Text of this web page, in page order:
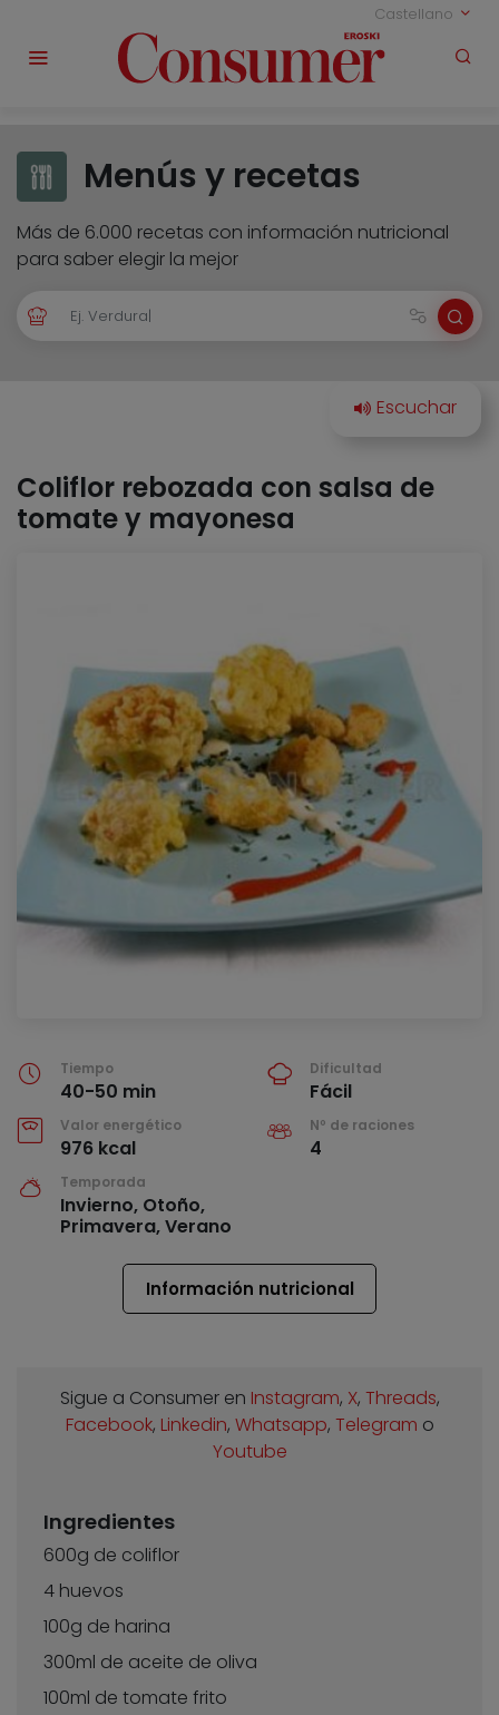
Castellano
Menús y recetas
Más de 6.000 recetas con información nutricional
para saber elegir la mejor
Coliflor rebozada con salsa de
tomate y mayonesa
Tiempo
40-50 min
Dificultad
Fácil
Valor energético
976 kcal
Nº de raciones
4
Temporada
Invierno, Otoño,
Primavera, Verano
Información nutricional
Sigue a Consumer en Instagram, X, Threads,
Facebook, Linkedin, Whatsapp, Telegram o
Youtube
Ingredientes
600g de coliflor
4 huevos
100g de harina
300ml de aceite de oliva
100ml de tomate frito